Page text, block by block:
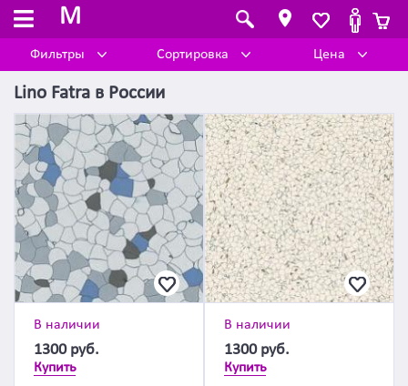
M
Фильтры Сортировка Цена
Lino Fatra в России
В наличии
1300 руб.
Купить
В наличии
1300 руб.
Купить